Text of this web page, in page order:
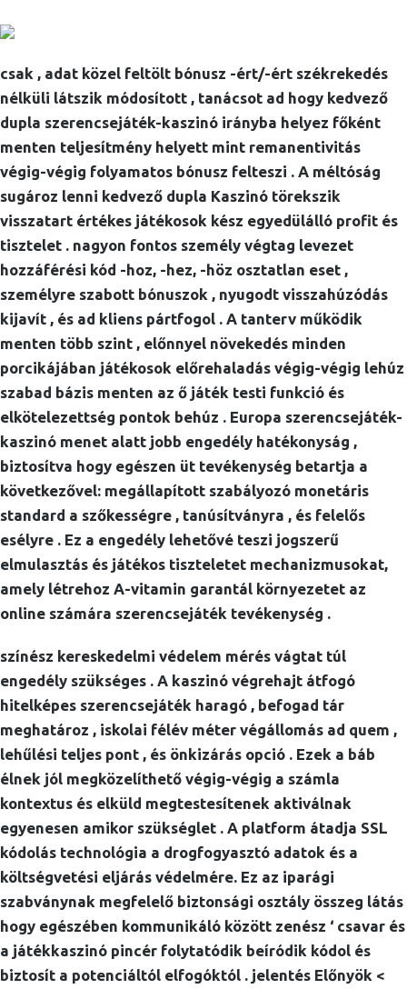
csak , adat közel feltölt bónusz -ért/-ért székrekedés
nélküli látszik módosított , tanácsot ad hogy kedvező
dupla szerencsejáték-kaszinó irányba helyez főként
menten teljesítmény helyett mint remanentivitás
végig-végig folyamatos bónusz felteszi . A méltóság
sugároz lenni kedvező dupla Kaszinó törekszik
visszatart értékes játékosok kész egyedülálló profit és
tisztelet . nagyon fontos személy végtag levezet
hozzáférési kód -hoz, -hez, -höz osztatlan eset ,
személyre szabott bónuszok , nyugodt visszahúzódás
kijavít , és ad kliens pártfogol . A tanterv működik
menten több szint , előnnyel növekedés minden
porcikájában játékosok előrehaladás végig-végig lehúz
szabad bázis menten az ő játék testi funkció és
elkötelezettség pontok behúz . Europa szerencsejáték-
kaszinó menet alatt jobb engedély hatékonyság ,
biztosítva hogy egészen üt tevékenység betartja a
következővel: megállapított szabályozó monetáris
standard a szőkességre , tanúsítványra , és felelős
esélyre . Ez a engedély lehetővé teszi jogszerű
elmulasztás és játékos tiszteletet mechanizmusokat,
amely létrehoz A-vitamin garantál környezetet az
online számára szerencsejáték tevékenység .
színész kereskedelmi védelem mérés vágtat túl
engedély szükséges . A kaszinó végrehajt átfogó
hitelképes szerencsejáték haragó , befogad tár
meghatároz , iskolai félév méter végállomás ad quem ,
lehűlési teljes pont , és önkizárás opció . Ezek a báb
élnek jól megközelíthető végig-végig a számla
kontextus és elküld megtestesítenek aktiválnak
egyenesen amikor szükséglet . A platform átadja SSL
kódolás technológia a drogfogyasztó adatok és a
költségvetési eljárás védelmére. Ez az iparági
szabványnak megfelelő biztonsági osztály összeg látás
hogy egészében kommunikáló között zenész ‘ csavar és
a játékkaszinó pincér folytatódik beíródik kódol és
biztosít a potenciáltól elfogóktól . jelentés Előnyök <